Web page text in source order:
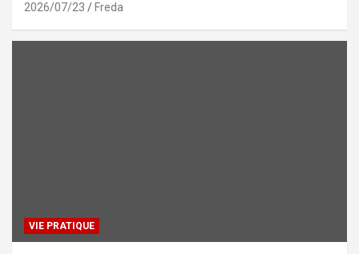
2026/07/23 Freda
VIE PRATIQUE